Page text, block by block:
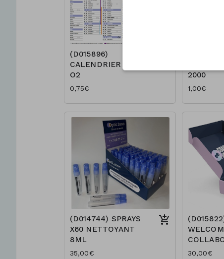
(D015896)
CALENDRIER 2025
O2
0,75€
2000
1,00€
(D014744) SPRAYS
X60 NETTOYANT
8ML
35,00€ 30,00€